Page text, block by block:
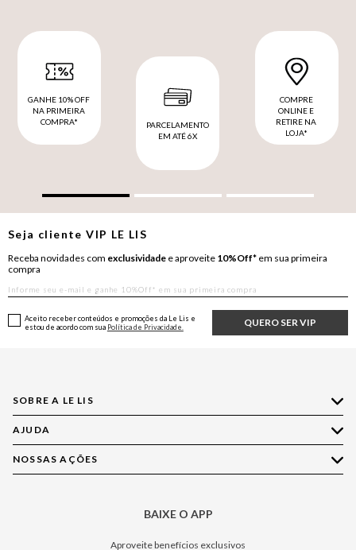
GANHE 10% OFF
NA PRIMEIRA
COMPRA*
PARCELAMENTO
EM ATÉ 6X
COMPRE
ONLINE E
RETIRE NA
LOJA*
Seja clienteVIP LE LIS
Receba novidades com exclusividade e aproveite 10%Off* em sua primeira
compra
QUERO SER VIP
Aceito receber conteúdos e promoções da Le Lis e
estou de acordo com sua Política de Privacidade.
SOBRE A LE LIS
Quem Somos
Nossas Lojas
Política de Privacidade
AJUDA
Compre pelo WhatsApp
Central de Relacionamento
NOSSAS AÇÕES
BAIXE O APP
Aproveite benefícios exclusivos